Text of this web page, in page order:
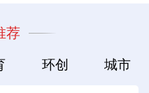
荐
环创 城市